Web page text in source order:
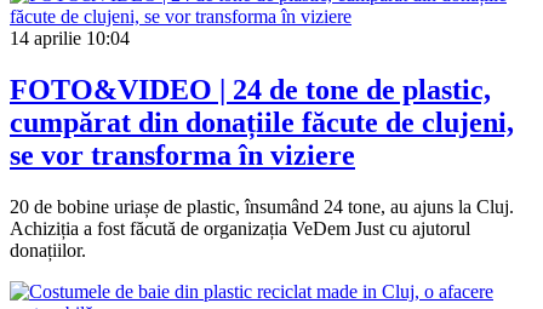
14 aprilie 10:04
FOTO&VIDEO | 24 de tone de plastic,
cumpărat din donațiile făcute de clujeni,
se vor transforma în viziere
20 de bobine uriașe de plastic, însumând 24 tone, au ajuns la Cluj.
Achiziția a fost făcută de organizația VeDem Just cu ajutorul
donațiilor.